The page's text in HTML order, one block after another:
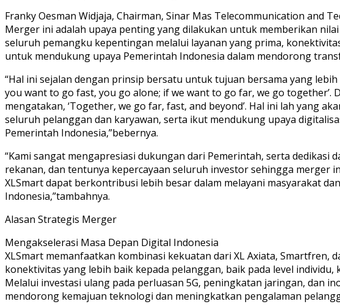
Franky Oesman Widjaja, Chairman, Sinar Mas Telecommunication and
Merger ini adalah upaya penting yang dilakukan untuk memberikan
seluruh pemangku kepentingan melalui layanan yang prima,
untuk mendukung upaya Pemerintah Indonesia dalam mendorong
“Hal ini sejalan dengan prinsip bersatu untuk tujuan bersama yang
you want to go fast, you go alone; if we want to go far, we go together’.
mengatakan, ‘Together, we go far, fast, and beyond’. Hal ini lah yang
seluruh pelanggan dan karyawan, serta ikut mendukung upaya
Pemerintah Indonesia,”bebernya.
“Kami sangat mengapresiasi dukungan dari Pemerintah, serta dedikasi
rekanan, dan tentunya kepercayaan seluruh investor sehingga merger
XLSmart dapat berkontribusi lebih besar dalam melayani masyarakat
Indonesia,”tambahnya.
Alasan Strategis Merger
Mengakselerasi Masa Depan Digital Indonesia
XLSmart memanfaatkan kombinasi kekuatan dari XL Axiata, Smartfren,
konektivitas yang lebih baik kepada pelanggan, baik pada level
Melalui investasi ulang pada perluasan 5G, peningkatan jaringan, dan
mendorong kemajuan teknologi dan meningkatkan pengalaman